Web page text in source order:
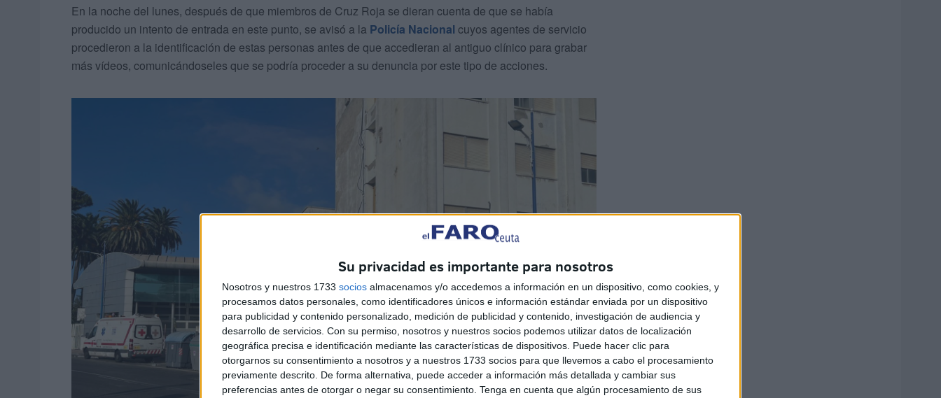
Su privacidad es importante para nosotros
Nosotros y nuestros 1733 socios almacenamos y/o accedemos a información en un dispositivo, como cookies, y
procesamos datos personales, como identificadores únicos e información estándar enviada por un dispositivo
para publicidad y contenido personalizado, medición de publicidad y contenido, investigación de audiencia y
desarrollo de servicios. Con su permiso, nosotros y nuestros socios podemos utilizar datos de localización
geográfica precisa e identificación mediante las características de dispositivos. Puede hacer clic para
otorgarnos su consentimiento a nosotros y a nuestros 1733 socios para que llevemos a cabo el procesamiento
previamente descrito. De forma alternativa, puede acceder a información más detallada y cambiar sus
preferencias antes de otorgar o negar su consentimiento. Tenga en cuenta que algún procesamiento de sus
En la noche del lunes, después de que miembros de Cruz Roja se dieran cuenta de que se había
producido un intento de entrada en este punto, se avisó a la Policía Nacional cuyos agentes de servicio
procedieron a la identificación de estas personas antes de que accedieran al antiguo clínico para grabar
más vídeos, comunicándoseles que se podría proceder a su denuncia por este tipo de acciones.